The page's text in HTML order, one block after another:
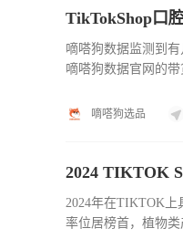
TikTokShop口
嘀嗒狗数据监测到
嘀嗒狗数据官网的
嘀嗒狗选品
2024 TIKTOK
2024年在TIKTOK上
率位居榜首，植物